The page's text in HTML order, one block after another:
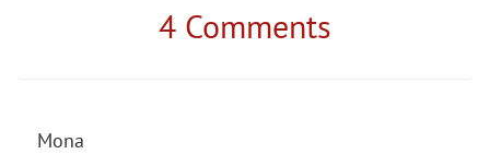
4 Comments
Mona